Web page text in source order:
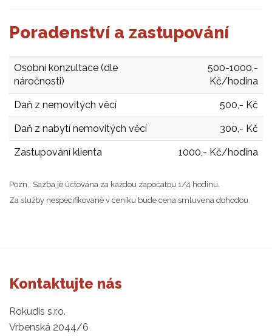
Poradenství a zastupování
Osobní konzultace (dle
náročnosti)
500-1000,-
Kč/hodina
Daň z nemovitých věcí 500,- Kč
Daň z nabytí nemovitých věcí 300,- Kč
Zastupování klienta 1000,- Kč/hodina
Pozn.: Sazba je účtována za každou započatou 1/4 hodinu.
Za služby nespecifikované v ceníku bude cena smluvena dohodou.
Kontaktujte nás
Rokudis s.r.o.
Vrbenská 2044/6